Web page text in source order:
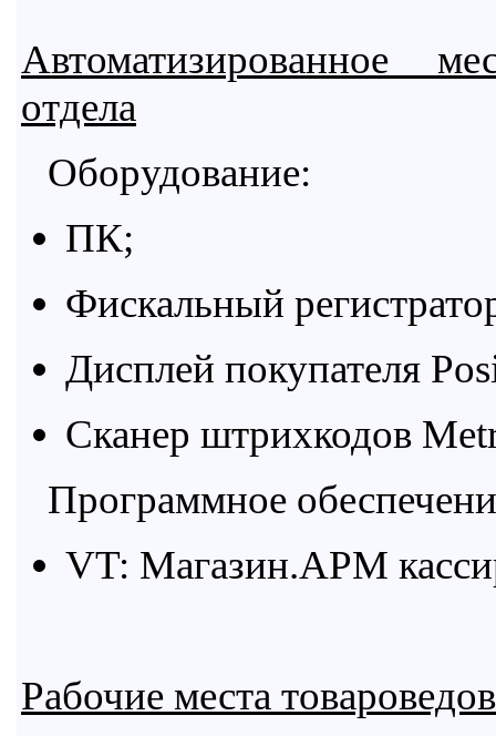
Автоматизированное
отдела
Оборудование:
ПК;
Фискальный
Дисплей покупателя
Сканер штрихкодов
Программное
VT: Магазин.АРМ
Рабочие места товароведов